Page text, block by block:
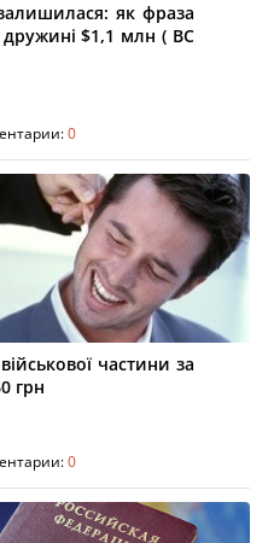
як фраза
$1,1 млн ( ВС
0
частини за
грн
0